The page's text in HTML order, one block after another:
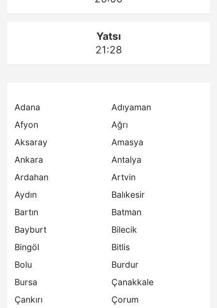
Yatsı
21:28
Adana
Adıyaman
Afyon
Ağrı
Aksaray
Amasya
Ankara
Antalya
Ardahan
Artvin
Aydın
Balıkesir
Bartın
Batman
Bayburt
Bilecik
Bingöl
Bitlis
Bolu
Burdur
Bursa
Çanakkale
Çankırı
Çorum